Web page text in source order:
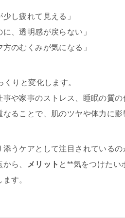
し疲れて見える」
、透明感が戻らない」
のむくみが気になる」
りと変化します。
や家事のストレス、睡眠の質の
ることで、肌のツヤや体力に影
うケアとして注目されているの
ら、
メリット と**気をつけたい
す。